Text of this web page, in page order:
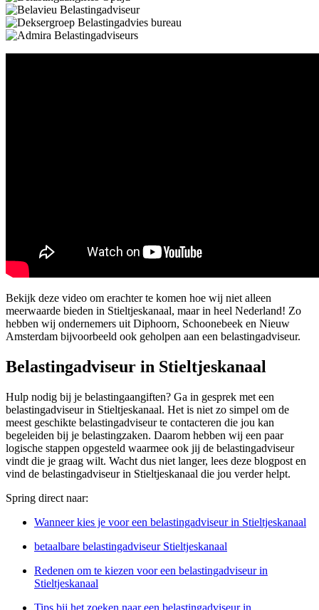
Bekijk deze video om erachter te komen hoe wij niet alleen
meerwaarde bieden in Stieltjeskanaal, maar in heel Nederland! Zo
hebben wij ondernemers uit Diphoorn, Schoonebeek en Nieuw
Amsterdam bijvoorbeeld ook geholpen aan een belastingadviseur.
Belastingadviseur in Stieltjeskanaal
Hulp nodig bij je belastingaangiften? Ga in gesprek met een
belastingadviseur in Stieltjeskanaal. Het is niet zo simpel om de
meest geschikte belastingadviseur te contacteren die jou kan
begeleiden bij je belastingzaken. Daarom hebben wij een paar
logische stappen opgesteld waarmee ook jij de belastingadviseur
vindt die je graag wilt. Wacht dus niet langer, lees deze blogpost en
vind de belastingadviseur in Stieltjeskanaal die jou verder helpt.
Spring direct naar:
Wanneer kies je voor een belastingadviseur in Stieltjeskanaal
betaalbare belastingadviseur Stieltjeskanaal
Redenen om te kiezen voor een belastingadviseur in
Stieltjeskanaal